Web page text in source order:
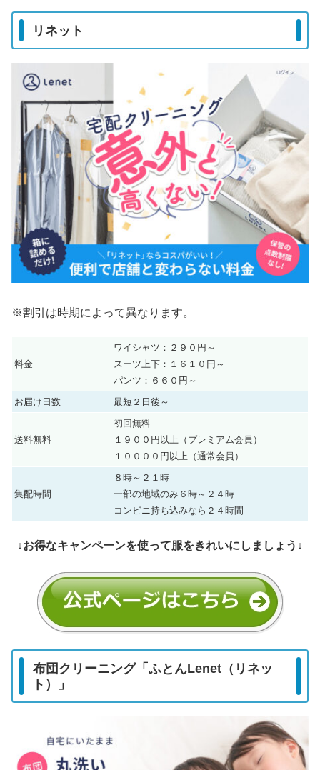
リネット
※割引は時期によって異なります。
料金
ワイシャツ：２９０円～
スーツ上下：１６１０円～
パンツ：６６０円～
お届け日数
最短２日後～
送料無料
初回無料
１９００円以上（プレミアム会員）
１００００円以上（通常会員）
集配時間
８時～２１時
一部の地域のみ６時～２４時
コンビニ持ち込みなら２４時間
↓お得なキャンペーンを使って服をきれいにしましょう↓
布団クリーニング「ふとんLenet（リネッ
ト）」